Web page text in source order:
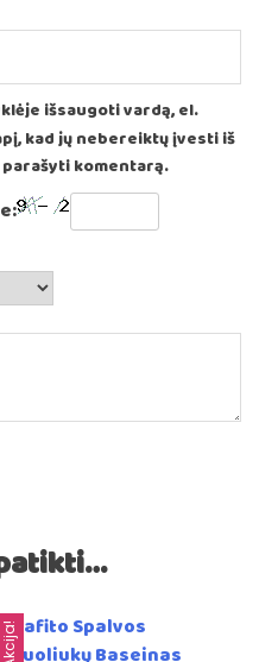
išsaugoti vardą, el.
kad jų nebereiktų įvesti iš
komentarą.
Akcija!